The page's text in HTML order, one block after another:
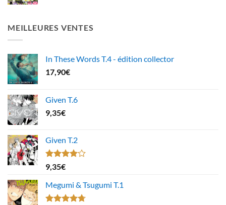
MEILLEURES VENTES
In These Words T.4 - édition collector
17,90€
Given T.6
9,35€
Given T.2
Note
4.00
5
9,35€
Megumi & Tsugumi T.1